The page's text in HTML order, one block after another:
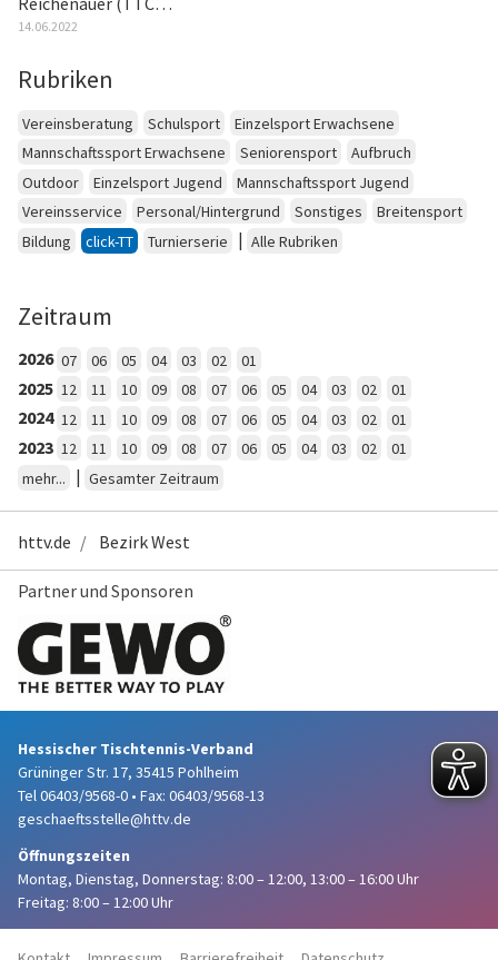
14.06.2022
Rubriken
Vereinsberatung Schulsport
Einzelsport Erwachsene
Mannschaftssport Erwachsene
Seniorensport
Aufbruch
Outdoor
Einzelsport Jugend
Mannschaftssport Jugend
Vereinsservice
Personal/Hintergrund Sonstiges
Breitensport
Bildung
click-TT Turnierserie | Alle Rubriken
Zeitraum
2026 07 06 05 04 03 02 01
2025 12 11 10 09 08 07 06 05 04 03 02 01
2024 12 11 10 09 08 07 06 05 04 03 02 01
2023 12 11 10 09 08 07 06 05 04 03 02
01
mehr...
| Gesamter Zeitraum
httv.de Bezirk West
Partner und Sponsoren
Hessischer Tischtennis-Verband
Grüninger Str. 17, 35415 Pohlheim
Tel 06403/9568-0 • Fax: 06403/9568-13
geschaeftsstelle@httv.de
Öffnungszeiten
Montag, Dienstag, Donnerstag: 8:00 – 12:00, 13:00 – 16:00 Uhr
Freitag: 8:00 – 12:00 Uhr